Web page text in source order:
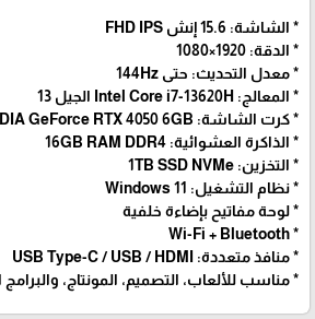
* الشاشة: 15.6 إنش FHD IPS
* الدقة: 1920×1080
* معدل التحديث: حتى 144Hz
* المعالج: Intel Core i7-13620H الجيل 13
* كرت الشاشة: NVIDIA GeForce RTX 4050 6GB
* الذاكرة العشوائية: 16GB RAM DDR4
* التخزين: 1TB SSD NVMe
* نظام التشغيل: Windows 11
* لوحة مفاتيح بإضاءة خلفية
* Wi-Fi + Bluetooth
* منافذ متعددة: USB Type-C / USB / HDMI
* مناسب للألعاب، التصميم، المونتاج، والبرامج